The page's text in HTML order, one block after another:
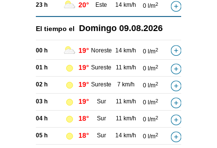
23 h 20° Este 14 km/h 0 l/m2
El tiempo el Domingo 09.08.2026
00 h 19° Noreste 14 km/h 0 l/m2
01 h 19° Sureste 11 km/h 0 l/m2
02 h 19° Sureste 7 km/h 0 l/m2
03 h 19° Sur 11 km/h 0 l/m2
04 h 18° Sur 11 km/h 0 l/m2
05 h 18° Sur 14 km/h 0 l/m2